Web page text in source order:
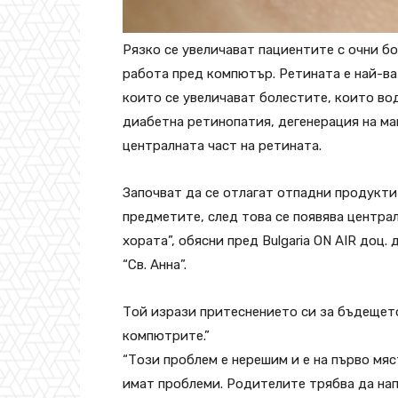
Рязко се увеличават пациентите с очни
работа пред компютър. Ретината е най-
които се увеличават болестите, които
диабетна ретинопатия, дегенерация на
централната част на ретината.
Започват да се отлагат отпадни
предметите, след това се появява
хората”, обясни пред Bulgaria ON AIR
“Св. Анна”.
Той изрази притеснението си за
компютрите.”
“Този проблем е нерешим и е на първо
имат проблеми. Родителите трябва да